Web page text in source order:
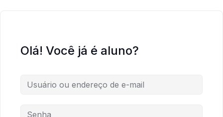
Olá! Você já é aluno?